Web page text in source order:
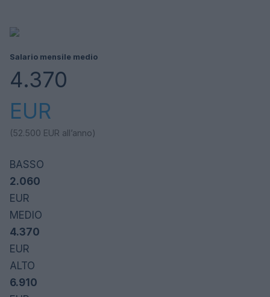
Salario mensile medio
4.370
EUR
(52.500 EUR all’anno)
BASSO
2.060
EUR
MEDIO
4.370
EUR
ALTO
6.910